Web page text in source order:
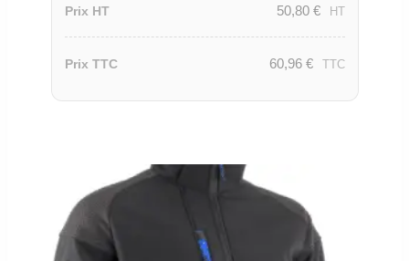
Prix HT 50,80 € HT
Prix TTC 60,96 € TTC